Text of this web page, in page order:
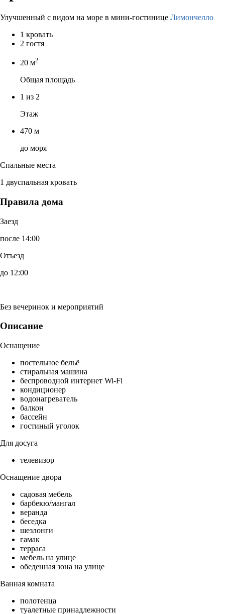
Улучшенный с видом на море в мини-гостинице Лимончелло
1 кровать
2 гостя
20 м2
Общая площадь
1 из 2
Этаж
470 м
до моря
Спальные места
1 двуспальная кровать
Правила дома
Заезд
после 14:00
Отъезд
до 12:00
Без вечеринок и мероприятий
Описание
Оснащение
постельное бельё
стиральная машина
беспроводной интернет Wi-Fi
кондиционер
водонагреватель
балкон
бассейн
гостиный уголок
Для досуга
телевизор
Оснащение двора
садовая мебель
барбекю/мангал
веранда
беседка
шезлонги
гамак
терраса
мебель на улице
обеденная зона на улице
Ванная комната
полотенца
туалетные принадлежности